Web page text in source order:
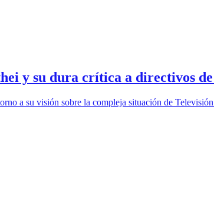
y su dura crítica a directivos
a su visión sobre la compleja situación de